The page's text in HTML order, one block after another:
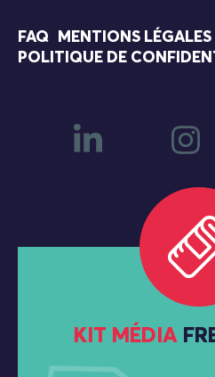
FAQ MENTIONS LÉGALES
POLITIQUE DE
KIT MÉDIA